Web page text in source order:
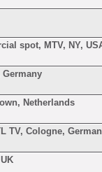
spot, MTV, NY,
Germany
Netherlands
TV, Cologne,